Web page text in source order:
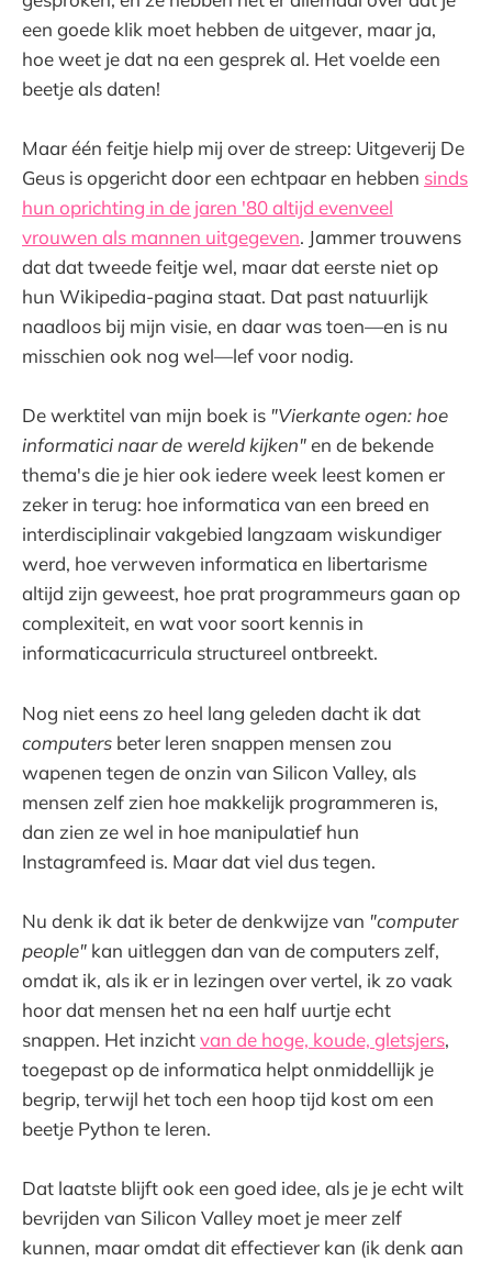
een goede klik moet hebben de uitgever, maar ja,
hoe weet je dat na een gesprek al. Het voelde een
beetje als daten!
Maar één feitje hielp mij over de streep: Uitgeverij De
Geus is opgericht door een echtpaar en hebben sinds
hun oprichting in de jaren '80 altijd evenveel
vrouwen als mannen uitgegeven. Jammer trouwens
dat dat tweede feitje wel, maar dat eerste niet op
hun Wikipedia-pagina staat. Dat past natuurlijk
naadloos bij mijn visie, en daar was toen—en is nu
misschien ook nog wel—lef voor nodig.
De werktitel van mijn boek is "Vierkante ogen: hoe
informatici naar de wereld kijken"en de bekende
thema's die je hier ook iedere week leest komen er
zeker in terug: hoe informatica van een breed en
interdisciplinair vakgebied langzaam wiskundiger
werd, hoe verweven informatica en libertarisme
altijd zijn geweest, hoe prat programmeurs gaan op
complexiteit, en wat voor soort kennis in
informaticacurricula structureel ontbreekt.
Nog niet eens zo heel lang geleden dacht ik dat
computers beter leren snappen mensen zou
wapenen tegen de onzin van Silicon Valley, als
mensen zelf zien hoe makkelijk programmeren is,
dan zien ze wel in hoe manipulatief hun
Instagramfeed is. Maar dat viel dus tegen.
Nu denk ik dat ik beter de denkwijze van "computer
people" kan uitleggen dan van de computers zelf,
omdat ik, als ik er in lezingen over vertel, ik zo vaak
hoor dat mensen het na een half uurtje echt
snappen. Het inzichtvan de hoge, koude, gletsjers,
toegepast op de informatica helpt onmiddellijk je
begrip, terwijl het toch een hoop tijd kost om een
beetje Python te leren.
Dat laatste blijft ook een goed idee, als je je echt wilt
bevrijden van Silicon Valley moet je meer zelf
kunnen, maar omdat dit effectiever kan (ik denk aan